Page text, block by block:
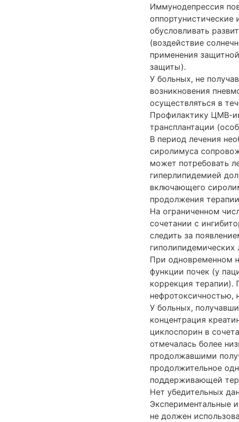
Иммунодепрессия
обусловливать
(воздействие
применения
защиты).
У больных, не
возникновения
осуществляться в
Профилактику ЦМВ-
трансплантации
В период лечения
сиролимуса
может потребовать
гиперлипидемией
включающего
продолжения
На ограниченном
сочетании с
следить за
гиполипидемических
При одновременном
функции почек (у
коррекция
нефротоксичностью,
У больных,
концентрация
циклоспорин в
отмечалась более
продолжавшими
продолжительное
поддерживающей
Нет убедительных
Экспериментальные
не должен